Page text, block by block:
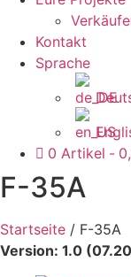
Kontakt
Sprache
0 Artikel
F-35A
Startseite / F-35A
Version: 1.0